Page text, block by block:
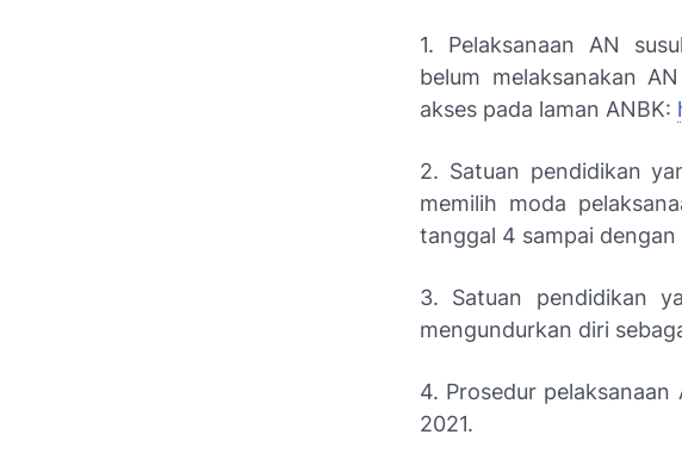
1. Pelaksanaan AN
belum melaksanakan
akses pada laman ANBK:
2. Satuan pendidikan
memilih moda
tanggal 4 sampai
3. Satuan pendidikan
mengundurkan diri
4. Prosedur
2021.